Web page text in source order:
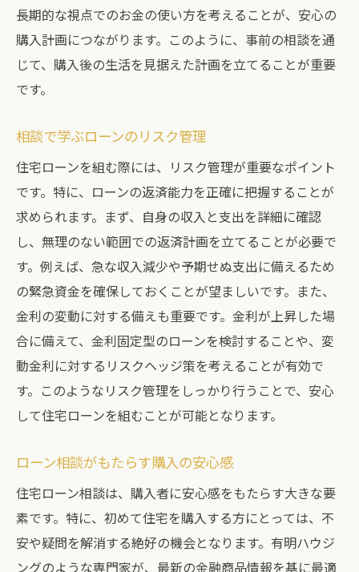
長期的な視点でのお金の使い方を考えることが、安心の
購入計画につながります。このように、事前の相談を通
じて、購入後の生活を見据えた計画を立てることが重要
です。
相談で学ぶローンのリスク管理
住宅ローンを組む際には、リスク管理が重要なポイント
です。特に、ローンの返済能力を正確に把握することが
求められます。まず、自身の収入と支出を詳細に確認
し、無理のない範囲での返済計画を立てることが必要で
す。例えば、急な収入減少や予期せぬ支出に備えるため
の緊急資金を確保しておくことが望ましいです。また、
金利の変動に対する備えも重要です。金利が上昇した場
合に備えて、金利固定型のローンを検討することや、変
動金利に対するリスクヘッジ策を考えることが有効で
す。このようなリスク管理をしっかり行うことで、安心
して住宅ローンを組むことが可能となります。
ローン相談がもたらす購入の安心感
住宅ローン相談は、購入者に安心感をもたらす大きな要
素です。特に、初めて住宅を購入する方にとっては、不
安や疑問を解消する絶好の機会となります。有明ハウジ
ングのような専門家が、最新の金融商品情報を基に最適